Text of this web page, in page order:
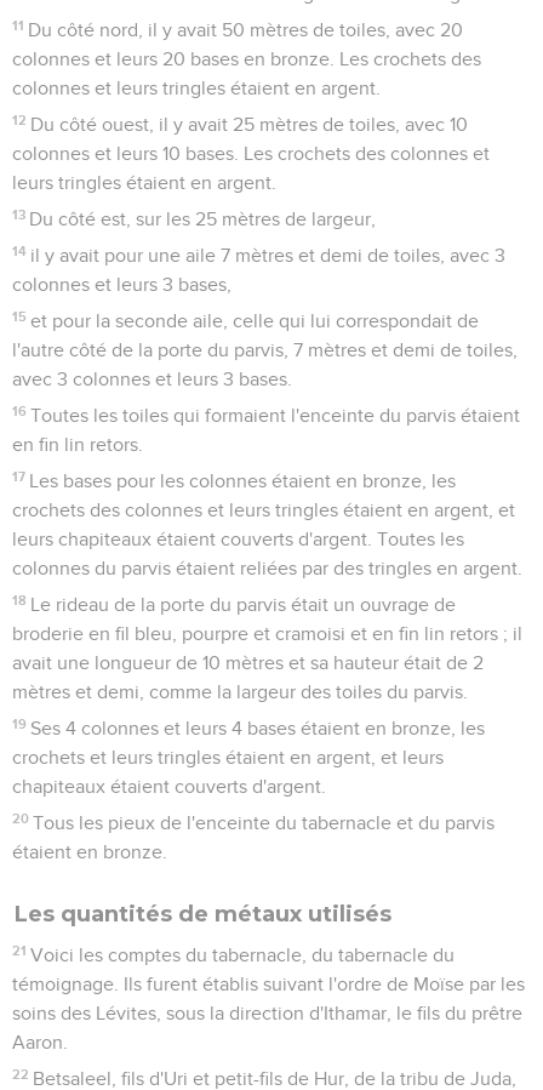
11 Du côté nord, il y avait 50 mètres de toiles, avec 20
colonnes et leurs 20 bases en bronze. Les crochets des
colonnes et leurs tringles étaient en argent.
12 Du côté ouest, il y avait 25 mètres de toiles, avec 10
colonnes et leurs 10 bases. Les crochets des colonnes et
leurs tringles étaient en argent.
13 Du côté est, sur les 25 mètres de largeur,
14 il y avait pour une aile 7 mètres et demi de toiles, avec 3
colonnes et leurs 3 bases,
15 et pour la seconde aile, celle qui lui correspondait de
l'autre côté de la porte du parvis, 7 mètres et demi de toiles,
avec 3 colonnes et leurs 3 bases.
16 Toutes les toiles qui formaient l'enceinte du parvis étaient
en fin lin retors.
17 Les bases pour les colonnes étaient en bronze, les
crochets des colonnes et leurs tringles étaient en argent, et
leurs chapiteaux étaient couverts d'argent. Toutes les
colonnes du parvis étaient reliées par des tringles en argent.
18 Le rideau de la porte du parvis était un ouvrage de
broderie en fil bleu, pourpre et cramoisi et en fin lin retors ; il
avait une longueur de 10 mètres et sa hauteur était de 2
mètres et demi, comme la largeur des toiles du parvis.
19 Ses 4 colonnes et leurs 4 bases étaient en bronze, les
crochets et leurs tringles étaient en argent, et leurs
chapiteaux étaient couverts d'argent.
20 Tous les pieux de l'enceinte du tabernacle et du parvis
étaient en bronze.
Les quantités de métaux utilisés
21 Voici les comptes du tabernacle, du tabernacle du
témoignage. Ils furent établis suivant l'ordre de Moïse par les
soins des Lévites, sous la direction d'Ithamar, le fils du prêtre
Aaron.
22 Betsaleel, fils d'Uri et petit-fils de Hur, de la tribu de Juda,